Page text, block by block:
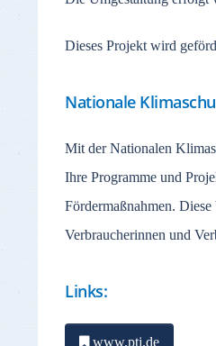
Dieses Projekt wird
Nationale
Mit der Nationalen
Ihre Programme und
Fördermaßnahmen.
Verbraucherinnen und
Links:
www.ptj.de